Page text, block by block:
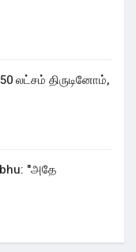
லட்சம் திருடினோம்,
"அதே